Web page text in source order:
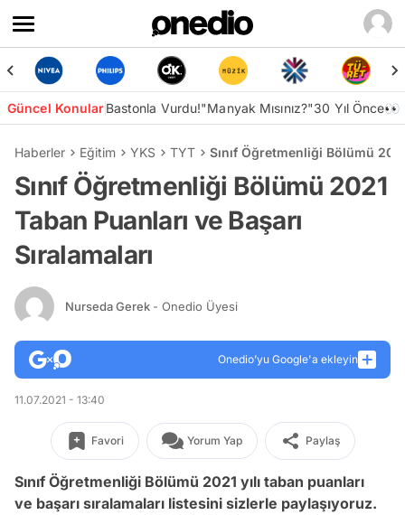
Güncel KonularBastonla Vurdu!"Manyak Mısınız?"30 Yıl Önce👀
Haberler Eğitim YKS TYT Sınıf Öğretmenliği Bölümü
Sınıf Öğretmenliği Bölümü 2021
Taban Puanları ve Başarı
Sıralamaları
Nurseda Gerek - Onedio Üyesi
Onedio’yu Google'a ekleyin
11.07.2021 - 13:40
Favori Yorum Yap Paylaş
Sınıf Öğretmenliği Bölümü 2021 yılı taban puanları
ve başarı sıralamaları listesini sizlerle paylaşıyoruz.